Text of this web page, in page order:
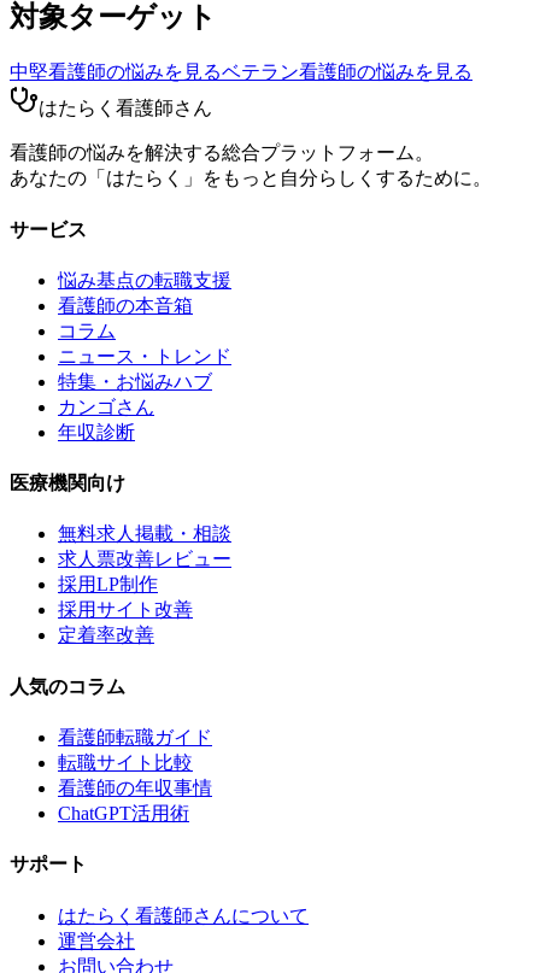
対象ターゲット
中堅看護師の悩みを見るベテラン看護師の悩みを見る
はたらく看護師さん
看護師の悩みを解決する総合プラットフォーム。
あなたの「はたらく」をもっと自分らしくするために。
サービス
悩み基点の転職支援
看護師の本音箱
コラム
ニュース・トレンド
特集・お悩みハブ
カンゴさん
年収診断
医療機関向け
無料求人掲載・相談
求人票改善レビュー
採用LP制作
採用サイト改善
定着率改善
人気のコラム
看護師転職ガイド
転職サイト比較
看護師の年収事情
ChatGPT活用術
サポート
はたらく看護師さんについて
運営会社
お問い合わせ